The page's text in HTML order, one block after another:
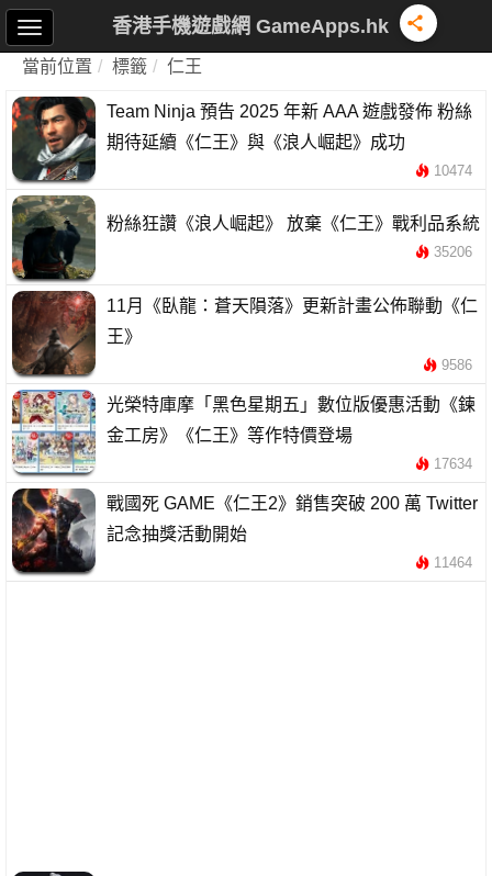
香港手機遊戲網 GameApps.hk
當前位置 標籤 仁王
Team Ninja 預告 2025 年新 AAA 遊戲發佈 粉絲
期待延續《仁王》與《浪人崛起》成功
10474
粉絲狂讚《浪人崛起》 放棄《仁王》戰利品系統
35206
11月《臥龍：蒼天隕落》更新計畫公佈聯動《仁
王》
9586
光榮特庫摩「黑色星期五」數位版優惠活動《鍊
金工房》《仁王》等作特價登場
17634
戰國死 GAME《仁王2》銷售突破 200 萬 Twitter
記念抽獎活動開始
11464